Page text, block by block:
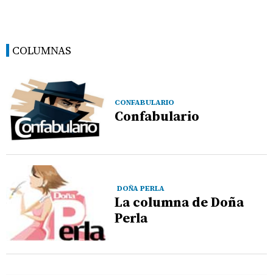
COLUMNAS
CONFABULARIO
Confabulario
DOÑA PERLA
La columna de Doña
Perla